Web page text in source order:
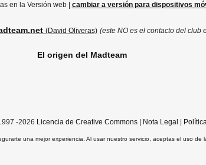
en la Versión web | cambiar a versión para dispositivos
(David Oliveras) (este NO es el contacto del club
El origen del Madteam
-2026 Licencia de Creative Commons| Nota Legal
una mejor experiencia. Al usar nuestro servicio, aceptas el uso de